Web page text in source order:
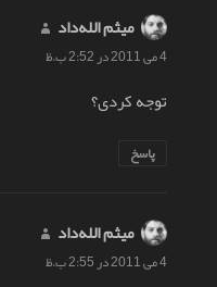
میثم الله‌داد
4 می 2011 در 2:52 ب.ظ
توجه کردی؟
پاسخ
میثم الله‌داد
4 می 2011 در 2:55 ب.ظ